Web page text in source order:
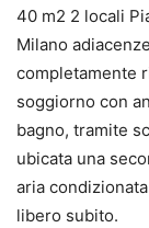
40 m2 2 locali
Milano
completamente
soggiorno con
bagno, tramite
ubicata una
aria
libero subito.